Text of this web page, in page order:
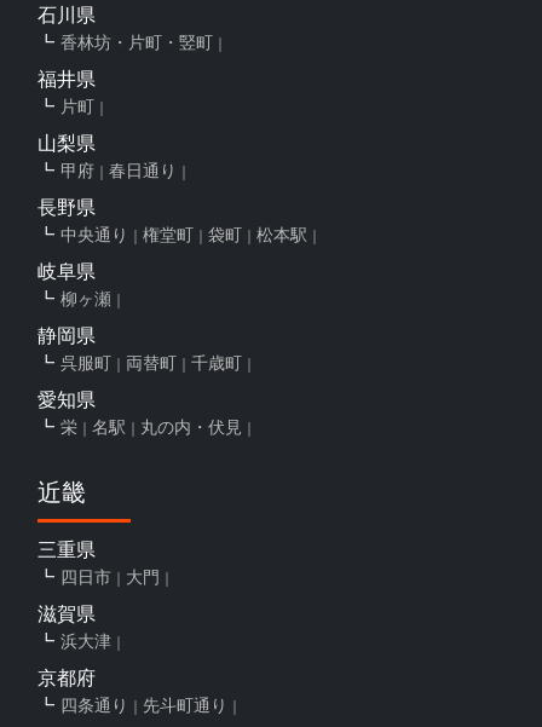
石川県
香林坊・片町・竪町
福井県
片町
山梨県
甲府 春日通り
長野県
中央通り 権堂町 袋町 松本駅
岐阜県
柳ヶ瀬
静岡県
呉服町 両替町 千歳町
愛知県
栄 名駅 丸の内・伏見
近畿
三重県
四日市 大門
滋賀県
浜大津
京都府
四条通り 先斗町通り